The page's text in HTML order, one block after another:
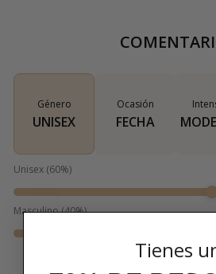
Género
UNISEX
Ocasión
FECHA
Unisex (60%)
Masculino(40%)
Tienes